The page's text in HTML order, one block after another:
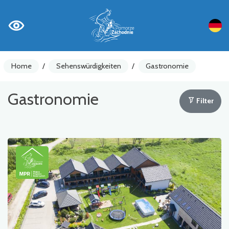
Home / Sehenswürdigkeiten / Gastronomie
Gastronomie Filter
Fahrradzähler
Achtung
Sehenswürdigkeiten
Gastronomie